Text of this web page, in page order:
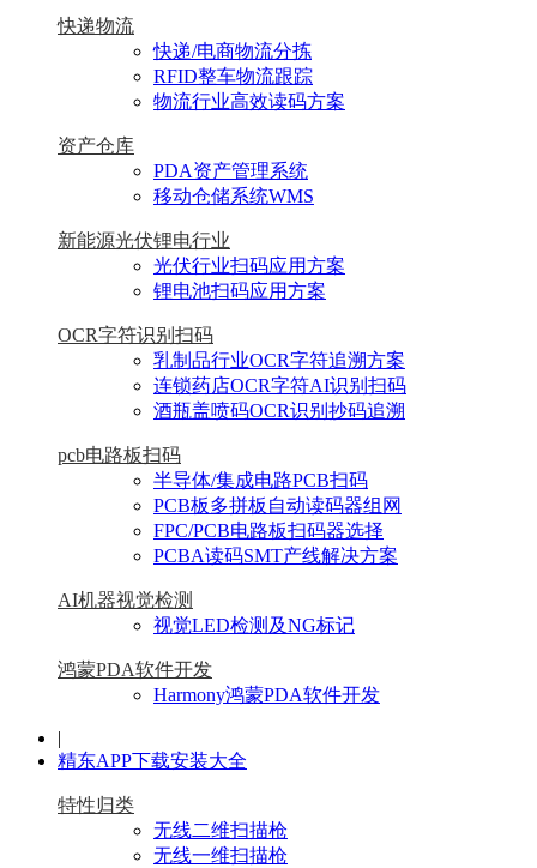
快递物流
快递/电商物流分拣
RFID整车物流跟踪
物流行业高效读码方案
资产仓库
PDA资产管理系统
移动仓储系统WMS
新能源光伏锂电行业
光伏行业扫码应用方案
锂电池扫码应用方案
OCR字符识别扫码
乳制品行业OCR字符追溯方案
连锁药店OCR字符AI识别扫码
酒瓶盖喷码OCR识别抄码追溯
pcb电路板扫码
半导体/集成电路PCB扫码
PCB板多拼板自动读码器组网
FPC/PCB电路板扫码器选择
PCBA读码SMT产线解决方案
AI机器视觉检测
视觉LED检测及NG标记
鸿蒙PDA软件开发
Harmony鸿蒙PDA软件开发
|
精东APP下载安装大全
特性归类
无线二维扫描枪
无线一维扫描枪